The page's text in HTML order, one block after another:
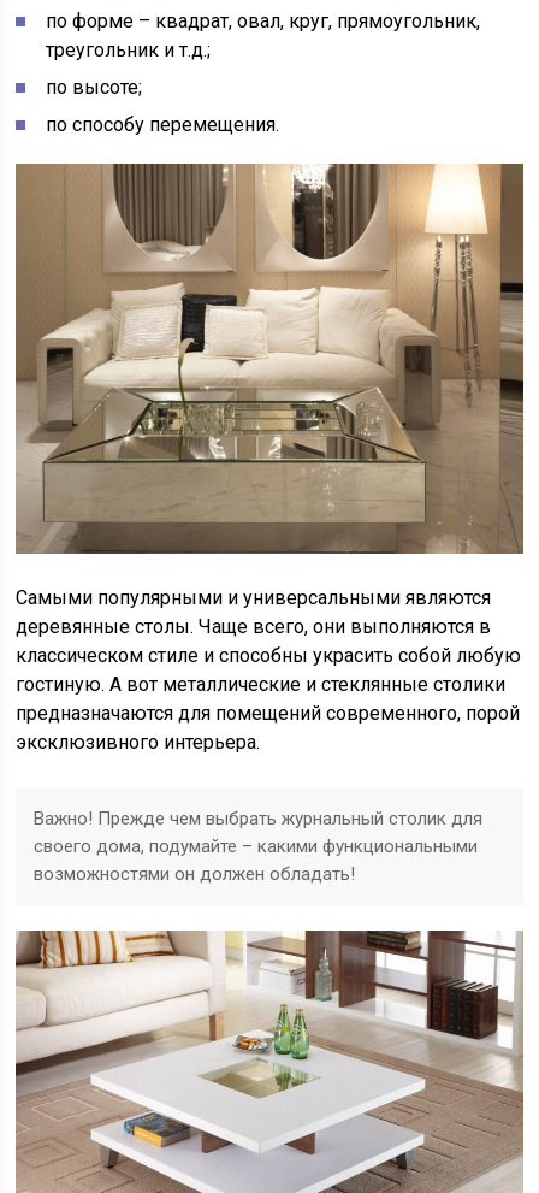
по форме – квадрат, овал, круг, прямоугольник,
треугольник и т.д.;
по высоте;
по способу перемещения.
Самыми популярными и универсальными являются
деревянные столы. Чаще всего, они выполняются в
классическом стиле и способны украсить собой любую
гостиную. А вот металлические и стеклянные столики
предназначаются для помещений современного, порой
эксклюзивного интерьера.
Важно! Прежде чем выбрать журнальный столик для
своего дома, подумайте – какими функциональными
возможностями он должен обладать!